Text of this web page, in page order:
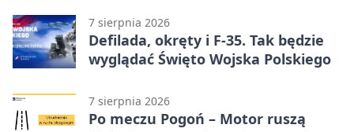
7 sierpnia 2026
Defilada, okręty i F-35. Tak będzie
wyglądać Święto Wojska Polskiego
7 sierpnia 2026
Po meczu Pogoń – Motor ruszą